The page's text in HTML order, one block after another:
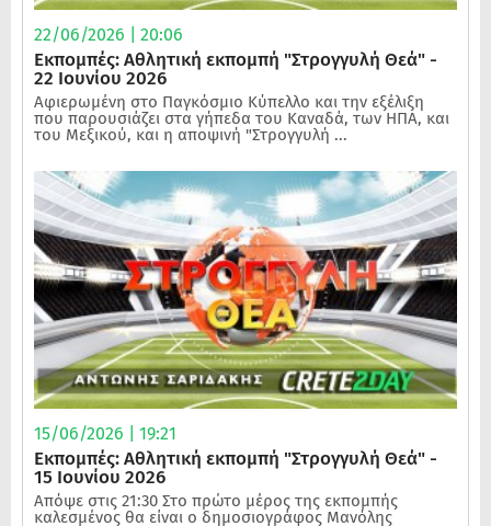
22/06/2026 | 20:06
Εκπομπές: Αθλητική εκπομπή "Στρογγυλή Θεά" -
22 Ιουνίου 2026
Αφιερωμένη στο Παγκόσμιο Κύπελλο και την εξέλιξη
που παρουσιάζει στα γήπεδα του Καναδά, των ΗΠΑ, και
του Μεξικού, και η αποψινή "Στρογγυλή ...
15/06/2026 | 19:21
Εκπομπές: Αθλητική εκπομπή "Στρογγυλή Θεά" -
15 Ιουνίου 2026
Απόψε στις 21:30 Στο πρώτο μέρος της εκπομπής
καλεσμένος θα είναι ο δημοσιογράφος Μανόλης